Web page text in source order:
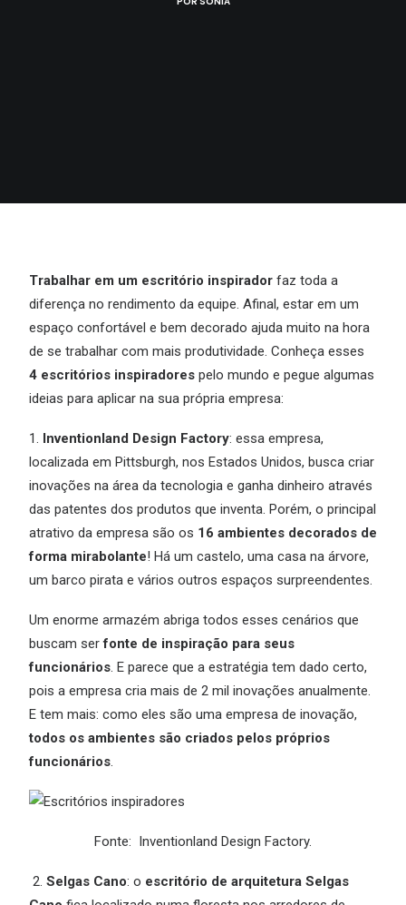
Trabalhar em um escritório inspirador faz toda a
diferença no rendimento da equipe. Afinal, estar em um
espaço confortável e bem decorado ajuda muito na hora
de se trabalhar com mais produtividade. Conheça esses
4 escritórios inspiradores pelo mundo e pegue algumas
ideias para aplicar na sua própria empresa:
1. Inventionland Design Factory: essa empresa,
localizada em Pittsburgh, nos Estados Unidos, busca criar
inovações na área da tecnologia e ganha dinheiro através
das patentes dos produtos que inventa. Porém, o principal
atrativo da empresa são os 16 ambientes decorados de
forma mirabolante! Há um castelo, uma casa na árvore,
um barco pirata e vários outros espaços surpreendentes.
Um enorme armazém abriga todos esses cenários que
buscam serfonte de inspiração para seus
funcionários. E parece que a estratégia tem dado certo,
pois a empresa cria mais de 2 mil inovações anualmente.
E tem mais: como eles são uma empresa de inovação,
todos os ambientes são criados pelos próprios
funcionários.
Fonte: Inventionland Design Factory.
2. Selgas Cano: o escritório de arquitetura Selgas